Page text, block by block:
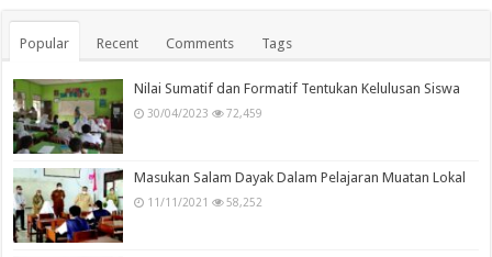
Popular Recent Comments Tags
Nilai Sumatif dan Formatif Tentukan Kelulusan Siswa
30/04/2023 72,459
Masukan Salam Dayak Dalam Pelajaran Muatan Lokal
11/11/2021 58,252